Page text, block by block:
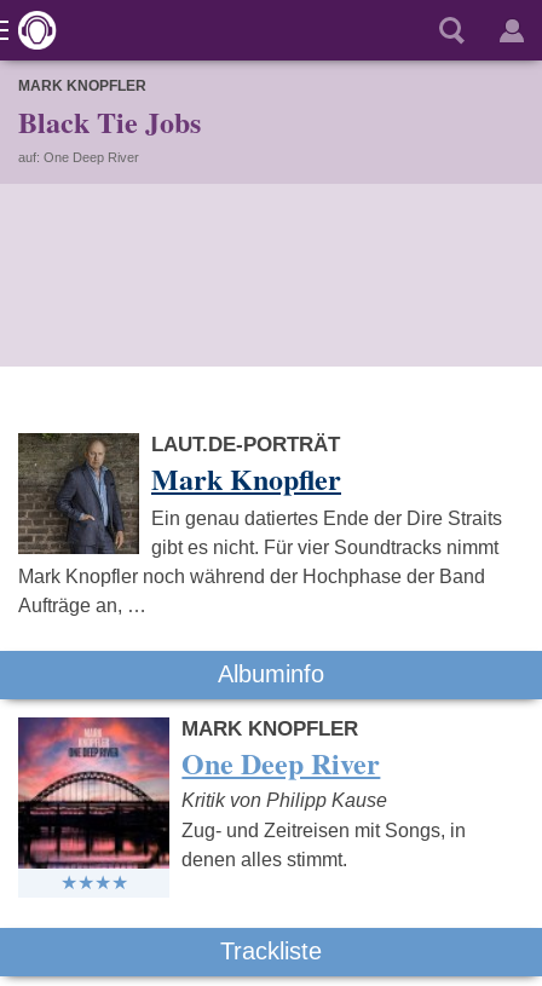
MARK KNOPFLER
Black Tie Jobs
auf: One Deep River
LAUT.DE-PORTRÄT
Mark Knopfler
Ein genau datiertes Ende der Dire Straits
gibt es nicht. Für vier Soundtracks nimmt
Mark Knopfler noch während der Hochphase der Band
Aufträge an, …
Albuminfo
MARK KNOPFLER
One Deep River
Kritik von Philipp Kause
Zug- und Zeitreisen mit Songs, in
denen alles stimmt.
Trackliste